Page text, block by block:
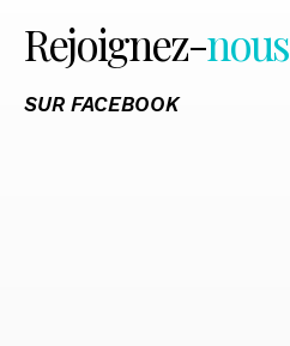
Rejoignez-nous
SUR FACEBOOK